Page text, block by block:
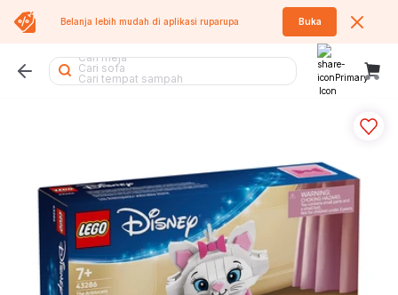
Belanja lebih mudah di aplikasi ruparupa Buka
Cari rak sepatu
Cari tempat sampah
Cari rak
Cari tumbler
Cari kipas angin
Cari kipas
Cari koper
Cari meja lipat
Cari tangga
Cari rak piring
Cari sofa bed
Cari lemari
Cari kasur
Cari meja belajar
Cari meja makan